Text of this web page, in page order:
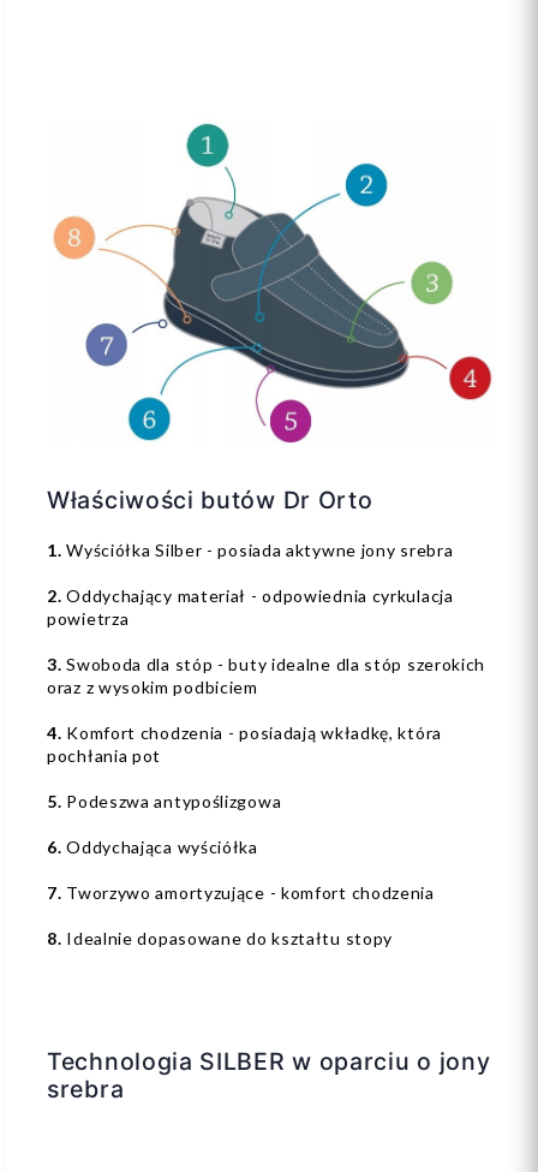
Właściwości butów Dr Orto
1.Wyściółka Silber - posiada aktywne jony srebra
2. Oddychający materiał - odpowiednia cyrkulacja
powietrza
3. Swoboda dla stóp - buty idealne dla stóp szerokich
oraz z wysokim podbiciem
4. Komfort chodzenia - posiadają wkładkę, która
pochłania pot
5. Podeszwa antypoślizgowa
6.Oddychająca wyściółka
7. Tworzywo amortyzujące - komfort chodzenia
8. Idealnie dopasowane do kształtu stopy
Technologia SILBER w oparciu o jony
srebra